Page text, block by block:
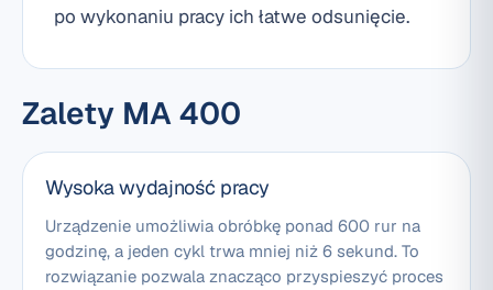
po wykonaniu pracy ich łatwe odsunięcie.
Zalety MA 400
Wysoka wydajność pracy
Urządzenie umożliwia obróbkę ponad 600 rur na
godzinę, a jeden cykl trwa mniej niż 6 sekund. To
rozwiązanie pozwala znacząco przyspieszyć proces